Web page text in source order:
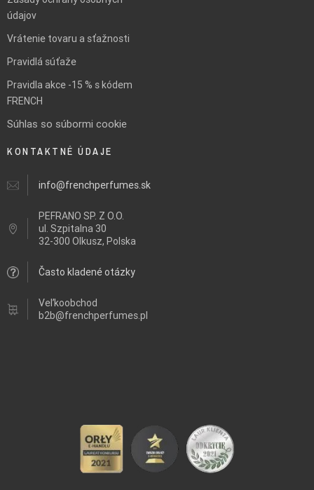
údajov
Vrátenie tovaru a sťažnosti
Pravidlá súťaže
Pravidla akce -15 % s kódem
FRENCH
Súhlas so súbormi cookie
KONTAKTNÉ ÚDAJE
info@frenchperfumes.sk
PEFRANO SP. Z O.O.
ul. Szpitalna 30
32-300 Olkusz, Polska
Často kladené otázky
Veľkoobchod
b2b@frenchperfumes.pl